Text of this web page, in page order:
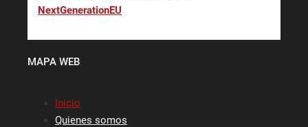
NextGenerationEU
MAPA WEB
Inicio
Quienes somos